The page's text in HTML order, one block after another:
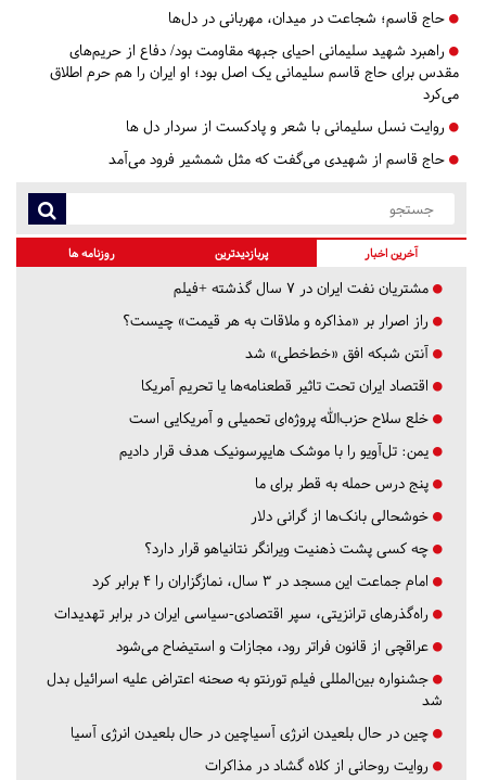
حاج قاسم؛ شجاعت در میدان، مهربانی در دل‌ها
راهبرد شهید سلیمانی احیای جبهه مقاومت بود/ دفاع از حریم‌های
مقدس برای حاج قاسم سلیمانی یک اصل بود؛ او ایران را هم حرم اطلاق
می‌کرد
روایت نسل سلیمانی با شعر و پادکست از سردار دل ها
حاج قاسم از شهیدی می‌گفت که مثل شمشیر فرود می‌آمد
آخرین اخبار پربازدیدترین روزنامه ها
مشتریان نفت ایران در ۷ سال گذشته +فیلم
راز اصرار بر «مذاکره و ملاقات به هر قیمت» چیست؟
آنتن شبکه افق «خط‌خطی» شد
اقتصاد ایران تحت تاثیر قطعنامه‌ها یا تحریم‌ آمریکا
خلع سلاح حزب‌الله پروژه‌ای تحمیلی و آمریکایی است
یمن: تل‌آویو را با موشک هایپرسونیک هدف قرار دادیم
پنج درس‌ حمله به قطر برای ما
خوشحالی بانک‌ها از گرانی دلار
چه کسی پشت ذهنیت ویرانگر نتانیاهو قرار دارد؟
امام جماعت این مسجد در ۳ سال، نمازگزاران را ۴ برابر کرد
راه‌گذرهای ترانزیتی، سپر اقتصادی-سیاسی ایران در برابر تهدیدات
عراقچی از قانون فراتر رود، مجازات و استیضاح می‌شود
جشنواره بین‌المللی فیلم تورنتو به صحنه اعتراض علیه اسرائیل بدل
شد
چین در حال بلعیدن انرژی آسیاچین در حال بلعیدن انرژی آسیا
روایت روحانی از کلاه گشاد در مذاکرات